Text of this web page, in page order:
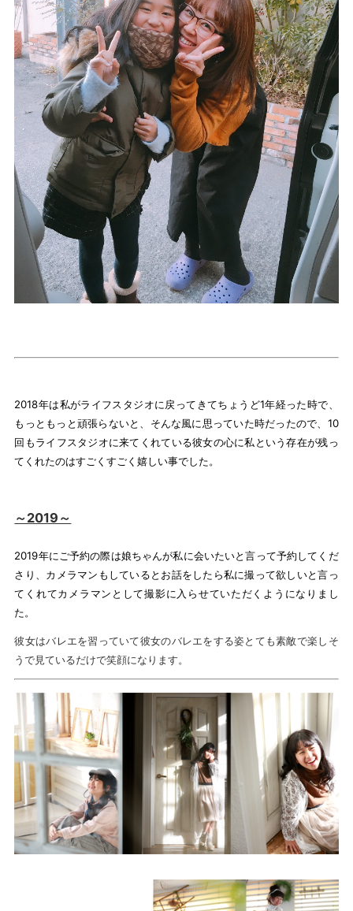
2018年は私がライフスタジオに戻ってきてちょうど1年経った時で、
もっともっと頑張らないと、そんな風に思っていた時だったので、10
回もライフスタジオに来てくれている彼女の心に私という存在が残っ
てくれたのはすごくすごく嬉しい事でした。
～2019～
2019年にご予約の際は娘ちゃんが私に会いたいと言って予約してくだ
さり、カメラマンもしているとお話をしたら私に撮って欲しいと言っ
てくれてカメラマンとして撮影に入らせていただくようになりまし
た。
彼女はバレエを習っていて彼女のバレエをする姿とても素敵で楽しそ
うで見ているだけで笑顔になります。